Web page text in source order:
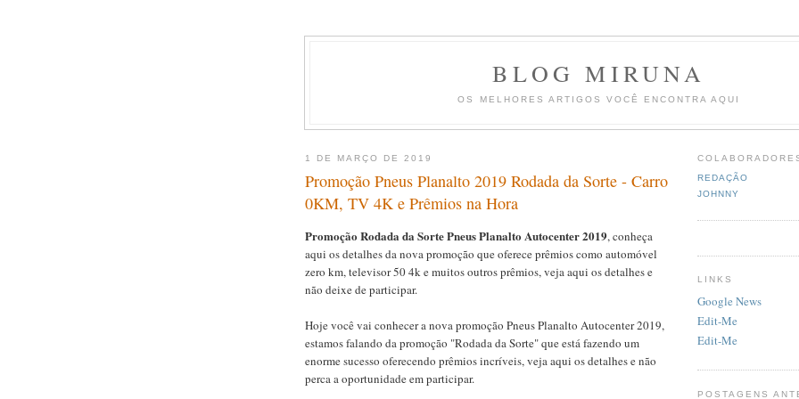
BLOG MIRUNA
OS MELHORES ARTIGOS VOCÊ ENCONTRA AQUI
1 DE MARÇO DE 2019
Promoção Pneus Planalto 2019 Rodada da Sorte - Carro
0KM, TV 4K e Prêmios na Hora
Promoção Rodada da Sorte Pneus Planalto Autocenter 2019, conheça
aqui os detalhes da nova promoção que oferece prêmios como automóvel
zero km, televisor 50 4k e muitos outros prêmios, veja aqui os detalhes e
não deixe de participar.
Hoje você vai conhecer a nova promoção Pneus Planalto Autocenter 2019,
estamos falando da promoção "Rodada da Sorte" que está fazendo um
enorme sucesso oferecendo prêmios incríveis, veja aqui os detalhes e não
perca a oportunidade em participar.
REDAÇÃO
JOHNNY
LINKS
Google News
Edit-Me
Edit-Me
POSTAGENS